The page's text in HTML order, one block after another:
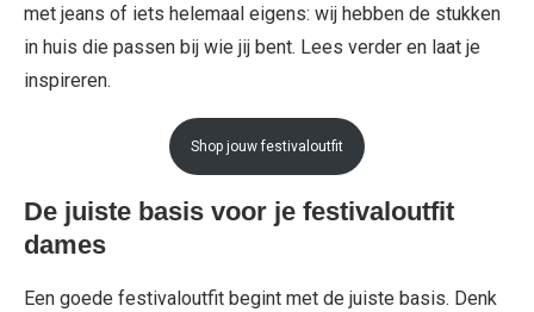
met jeans of iets helemaal eigens: wij hebben de stukken
in huis die passen bij wie jij bent. Lees verder en laat je
inspireren.
Shop jouw festivaloutfit
De juiste basis voor je festivaloutfit
dames
Een goede festivaloutfit begint met de juiste basis. Denk